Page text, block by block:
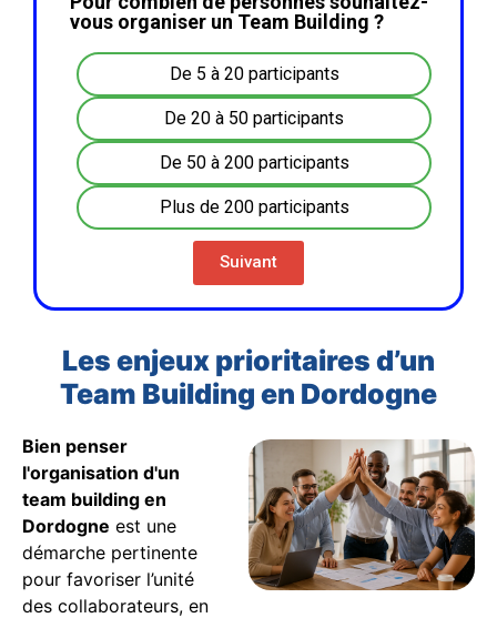
vous organiser un Team Building ?
De 5 à 20 participants
De 20 à 50 participants
De 50 à 200 participants
Plus de 200 participants
Suivant
Les enjeux prioritaires d’un
Team Building en Dordogne
Bien penser
l'organisation d'un
team building en
Dordogne est une
démarche pertinente
pour favoriser l’unité
des collaborateurs, en